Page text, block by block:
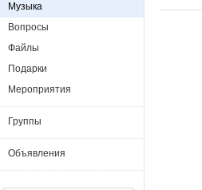
Музыка
Вопросы
Файлы
Подарки
Мероприятия
Группы
Объявления